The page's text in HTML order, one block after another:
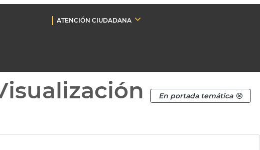
ATENCIÓN CIUDADANA
En portada temática